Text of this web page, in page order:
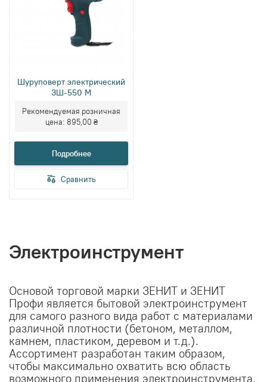
Шуруповерт электрический
ЗШ-550 М
Рекомендуемая розничная
цена: 895,00 ₴
Подробнее
Сравнить
Электроинструмент
Основой торговой марки ЗЕНИТ и ЗЕНИТ
Профи является бытовой электроинструмент
для самого разного вида работ с материалами
различной плотности (бетоном, металлом,
камнем, пластиком, деревом и т.д.).
Ассортимент разработан таким образом,
чтобы максимально охватить всю область
возможного применения электроинструмента,